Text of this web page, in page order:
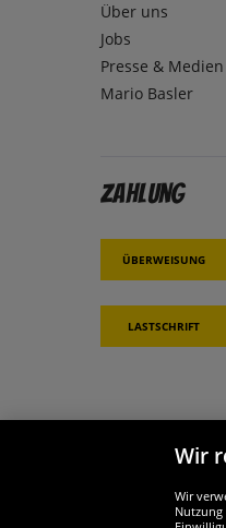
Über uns
Jobs
Presse & Medien
Mario Basler
Zahlung
Überweisung
Lastschrift
Partner &
Wir
Wir